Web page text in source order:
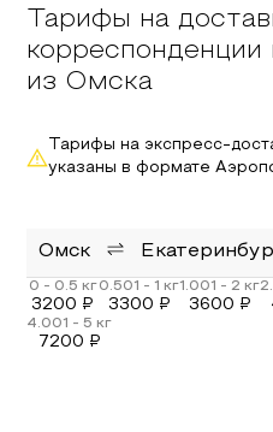
Тарифы на
корреспонденции
из Омска
Тарифы на экспресс-
указаны в формате
Омск
3200 ₽ 3300 ₽ 3600 ₽
7200 ₽